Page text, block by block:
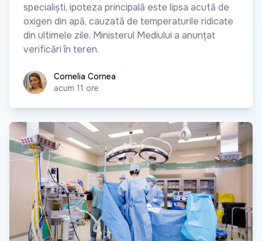
specialiști, ipoteza principală este lipsa acută de
oxigen din apă, cauzată de temperaturile ridicate
din ultimele zile. Ministerul Mediului a anunțat
verificări în teren.
Cornelia Cornea
Cornelia Cornea
acum 11 ore